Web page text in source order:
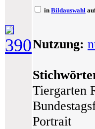
390
in Bildauswahl
Nutzung:
Tiergarten
Portrait